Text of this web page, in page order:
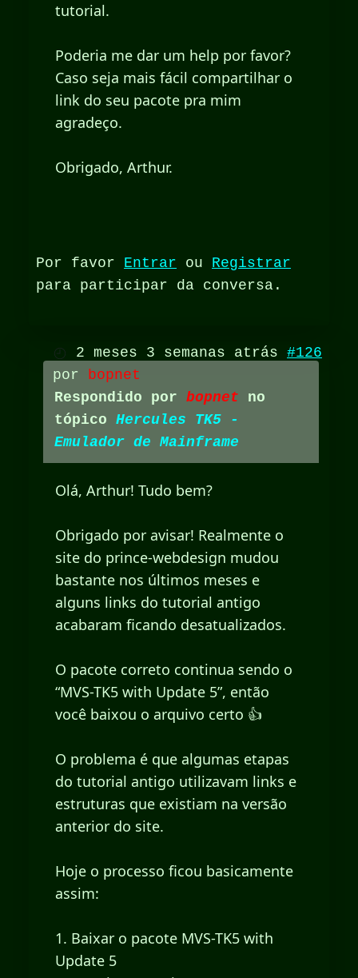
tutorial.
Poderia me dar um help por favor?
Caso seja mais fácil compartilhar o
link do seu pacote pra mim
agradeço.
Obrigado, Arthur.
Por favor Entrar ou Registrar
para participar da conversa.
2 meses 3 semanas atrás #126
por bopnet
Respondido por bopnet no
tópico Hercules TK5 -
Emulador de Mainframe
Olá, Arthur! Tudo bem?
Obrigado por avisar! Realmente o
site do prince-webdesign mudou
bastante nos últimos meses e
alguns links do tutorial antigo
acabaram ficando desatualizados.
O pacote correto continua sendo o
“MVS-TK5 with Update 5”, então
você baixou o arquivo certo 👍
O problema é que algumas etapas
do tutorial antigo utilizavam links e
estruturas que existiam na versão
anterior do site.
Hoje o processo ficou basicamente
assim:
1. Baixar o pacote MVS-TK5 with
Update 5